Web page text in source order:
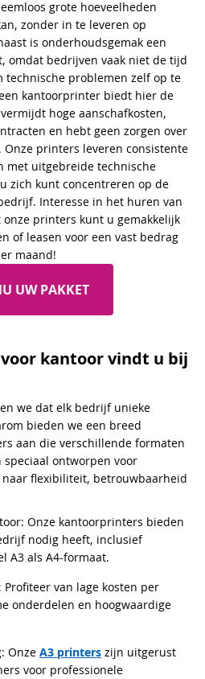
grote hoeveelheden
zonder in te leveren op
is onderhoudsgemak een
omdat bedrijven vaak niet de tijd
technische problemen zelf op te
kantoorprinter biedt hier de
hoge aanschafkosten,
en hebt geen zorgen over
printers leveren consistente
met uitgebreide technische
zich kunt concentreren op de
Interesse in het huren van
printers kunt u gemakkelijk
of leasen voor een vast bedrag
maand!
UW PAKKET
kantoor vindt u bij
we dat elk bedrijf unieke
bieden we een breed
aan die verschillende formaten
ontworpen voor
flexibiliteit, betrouwbaarheid
Onze kantoorprinters bieden
nodig heeft, inclusief
A3 als A4-formaat.
Profiteer van lage kosten per
onderdelen en hoogwaardige
Onze A3 printers zijn uitgerust
voor professionele